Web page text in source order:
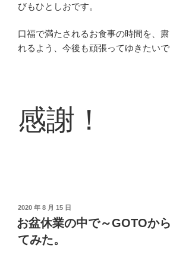
びもひとしおです。
口福で満たされるお食事の時間を、
れるよう、今後も頑張ってゆきたいで
感謝！
投
稿
日:
2020 年 8 月 15 日
お盆休業の中で～GOTOか
てみた。